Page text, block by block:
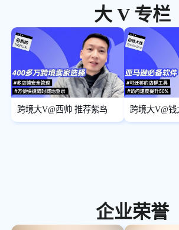
大 V 专栏
跨境大V@西帅 推荐紫鸟 跨境大V@
企业荣誉